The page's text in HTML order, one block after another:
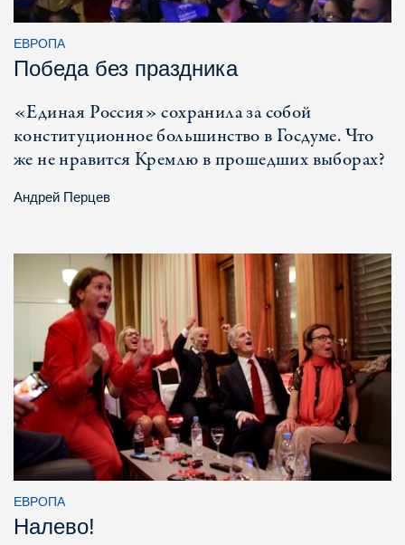
ЕВРОПА
Победа без праздника
«Единая Россия» сохранила за собой
конституционное большинство в Госдуме. Что
же не нравится Кремлю в прошедших выборах?
Андрей Перцев
ЕВРОПА
Налево!